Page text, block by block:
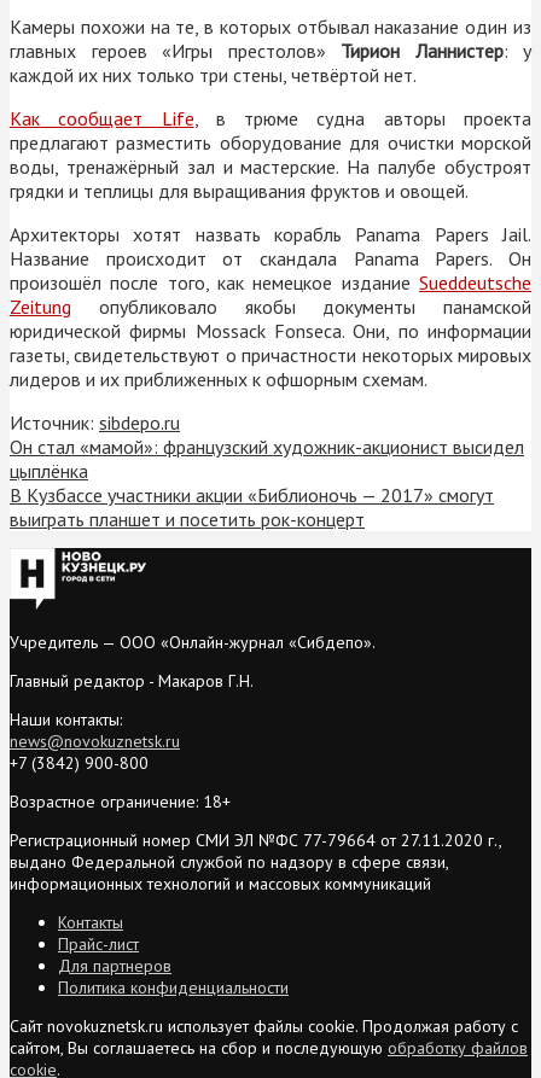
Камеры похожи на те, в которых отбывал наказание один из
главных героев «Игры престолов» Тирион Ланнистер: у
каждой их них только три стены, четвёртой нет.
Как сообщает Life , в трюме судна авторы проекта
предлагают разместить оборудование для очистки морской
воды, тренажёрный зал и мастерские. На палубе обустроят
грядки и теплицы для выращивания фруктов и овощей.
Архитекторы хотят назвать корабль Panama Papers Jail.
Название происходит от скандала Panama Papers. Он
произошёл после того, как немецкое издание Sueddeutsche
Zeitung опубликовало якобы документы панамской
юридической фирмы Mossack Fonseca. Они, по информации
газеты, свидетельствуют о причастности некоторых мировых
лидеров и их приближенных к офшорным схемам.
Источник: sibdepo.ru
Он стал «мамой»: французский художник-акционист высидел
цыплёнка
В Кузбассе участники акции «Библионочь — 2017» смогут
выиграть планшет и посетить рок-концерт
Учредитель — ООО «Онлайн-журнал «Сибдепо».
Главный редактор - Макаров Г.Н.
Наши контакты:
news@novokuznetsk.ru
+7 (3842) 900-800
Возрастное ограничение: 18+
Регистрационный номер СМИ ЭЛ №ФС 77-79664 от 27.11.2020 г.,
выдано Федеральной службой по надзору в сфере связи,
информационных технологий и массовых коммуникаций
Контакты
Прайс-лист
Для партнеров
Политика конфиденциальности
Сайт novokuznetsk.ru использует файлы cookie. Продолжая работу с
сайтом, Вы соглашаетесь на сбор и последующую обработку файлов
cookie.